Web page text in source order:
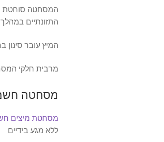
המסחטה סוחטת
התזונתיים
המיץ עובר סינון
מרבית חלקי
מסחטה
מסחטת מיצים
ללא מגע בידיים